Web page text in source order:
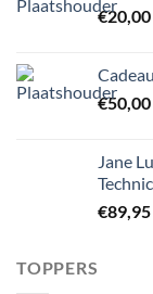
€20,00
€50,00
Jane
€89,95
TOPPERS